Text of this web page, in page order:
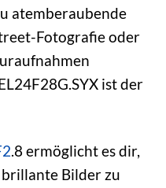
atemberaubende
Fotografie oder
ist der
.8 ermöglicht es dir,
Bilder zu